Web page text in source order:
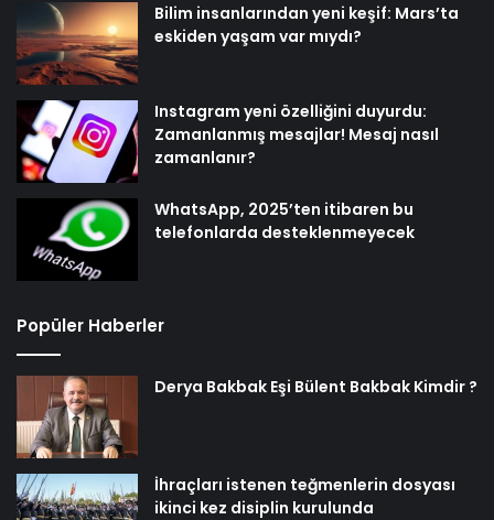
Bilim insanlarından yeni keşif: Mars’ta
eskiden yaşam var mıydı?
Instagram yeni özelliğini duyurdu:
Zamanlanmış mesajlar! Mesaj nasıl
zamanlanır?
WhatsApp, 2025’ten itibaren bu
telefonlarda desteklenmeyecek
Popüler Haberler
Derya Bakbak Eşi Bülent Bakbak Kimdir ?
İhraçları istenen teğmenlerin dosyası
ikinci kez disiplin kurulunda